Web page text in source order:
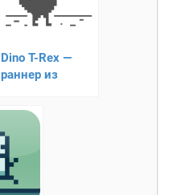
Dino T-Rex —
раннер из